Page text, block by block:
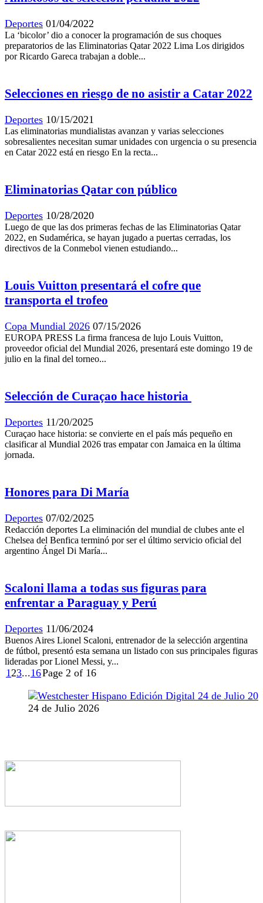
Deportes 01/04/2022
La ‘bicolor’ dio a conocer la programación de sus choques
preparatorios de las Eliminatorias Qatar 2022 Lima Los dirigidos
por Ricardo Gareca trabajan a doble...
Selecciones en riesgo de no asistir a Catar 2022
Deportes 10/15/2021
Las eliminatorias mundialistas avanzan y varias selecciones
sobresalientes necesitan sumar unidades con urgencia o su presencia
en Catar 2022 está en riesgo En la recta...
Eliminatorias Qatar con público
Deportes 10/28/2020
Luego de que las dos primeras fechas de las Eliminatorias Qatar
2022, en Sudamérica, se hayan jugado a puertas cerradas, los
directivos de la Conmebol vienen estudiando...
Louis Vuitton presentará el cofre que
transporta el trofeo
Copa Mundial 2026 07/15/2026
EUROPA PRESS La firma francesa de lujo Louis Vuitton,
proveedor oficial del Mundial 2026, presentará este domingo 19 de
julio en la final del torneo...
Selección de Curaçao hace historia
Deportes 11/20/2025
Curaçao hace historia: se convierte en el país más pequeño en
clasificar al Mundial 2026 tras empatar con Jamaica en la última
jornada.
Honores para Di María
Deportes 07/02/2025
Redacción deportes La eliminación del mundial de clubes ante el
Chelsea del Benfica terminó por ser el último servicio oficial del
argentino Ángel Di María...
Scaloni llama a todas sus figuras para
enfrentar a Paraguay y Perú
Deportes 11/06/2024
Buenos Aires Lionel Scaloni, entrenador de la selección argentina
de fútbol, presentó esta semana un listado con sus principales figuras
lideradas por Lionel Messi, y...
123...16Page 2 of 16
24 de Julio 2026